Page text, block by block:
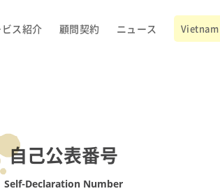
ス紹介 顧問契約 ニュース
自己公表番号
Self-Declaration Number